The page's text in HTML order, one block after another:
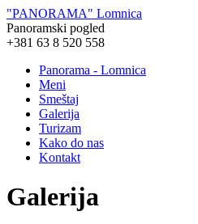
"PANORAMA" Lomnica
Panoramski pogled
+381 63 8 520 558
Panorama - Lomnica
Meni
Smeštaj
Galerija
Turizam
Kako do nas
Kontakt
Galerija